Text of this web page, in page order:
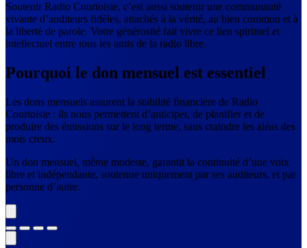
Soutenir Radio Courtoisie, c’est aussi soutenir une communauté
vivante d’auditeurs fidèles, attachés à la vérité, au bien commun et à
la liberté de parole. Votre générosité fait vivre ce lien spirituel et
intellectuel entre tous les amis de la radio libre.
Pourquoi le don mensuel est essentiel
Les dons mensuels assurent la stabilité financière de Radio
Courtoisie : ils nous permettent d’anticiper, de planifier et de
produire des émissions sur le long terme, sans craindre les aléas des
mois creux.
Un don mensuel, même modeste, garantit la continuité d’une voix
libre et indépendante, soutenue uniquement par ses auditeurs, et par
personne d’autre.